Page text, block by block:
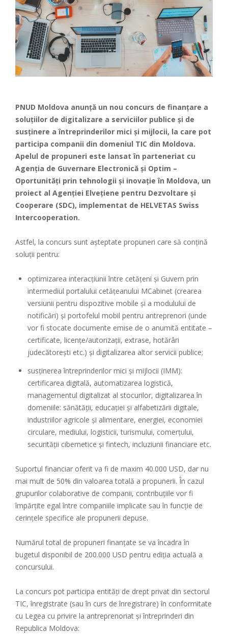
PNUD Moldova anunță un nou concurs de finanțare a
soluțiilor de digitalizare a serviciilor publice și de
susținere a întreprinderilor mici și mijlocii, la care pot
participa companii din domeniul TIC din Moldova.
Apelul de propuneri este lansat în parteneriat cu
Agenția de Guvernare Electronică și Optim –
Oportunități prin tehnologii și inovație în Moldova, un
proiect al Agenției Elvețiene pentru Dezvoltare și
Cooperare (SDC), implementat de HELVETAS Swiss
Intercooperation.
Astfel, la concurs sunt așteptate propuneri care să conțină
soluții pentru:
optimizarea interacțiunii între cetățeni și Guvern prin
intermediul portalului cetățeanului MCabinet (crearea
versiunii pentru dispozitive mobile și a modulului de
notificări) și portofelul mobil pentru antreprenori (unde
vor fi stocate documente emise de o anumită entitate –
certificate, licențe/autorizații, extrase, hotărâri
judecătorești etc.) și digitalizarea altor servicii publice;
susținerea întreprinderilor mici și mijlocii (IMM):
certificarea digitală, automatizarea logistică,
managementul digitalizat al stocurilor, digitalizarea în
domeniile: sănătății, educației și alfabetizării digitale,
industriilor agricole și alimentare, energiei, economiei
circulare, mediului, logisticii, turismului, comerțului,
securității cibernetice și fintech, incluziunii financiare etc.
Suportul financiar oferit va fi de maxim 40.000 USD, dar nu
mai mult de 50% din valoarea totală a propunerii. În cazul
grupurilor colaborative de companii, contribuțiile vor fi
împărțite egal între companiile implicate sau în funcție de
cerințele specifice ale propunerii depuse.
Numărul total de propuneri finanțate se va încadra în
bugetul disponibil de 200.000 USD pentru ediția actuală a
concursului.
La concurs pot participa entități de drept privat din sectorul
TIC, înregistrate (sau în curs de înregistrare) în conformitate
cu Legea cu privire la antreprenoriat şi întreprinderi din
Republica Moldova: